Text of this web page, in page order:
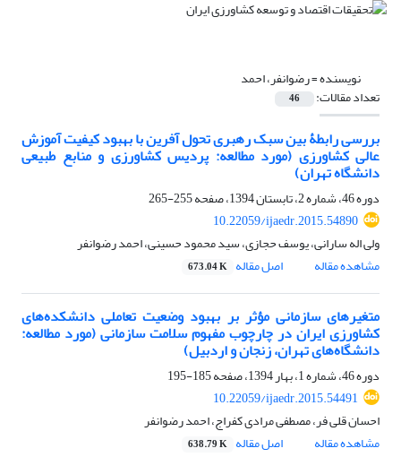
نویسنده =رضوانفر، احمد
تعداد مقالات: 46
بررسی رابطۀ بین سبک رهبری تحول‏ آفرین با بهبود کیفیت آموزش
عالی کشاورزی (مورد مطالعه: پردیس کشاورزی و منابع ‌طبیعی
دانشگاه تهران)
دوره 46، شماره 2، تابستان 1394، صفحه
255-265
10.22059/ijaedr.2015.54890
ولی اله سارانی، یوسف حجازی، سید محمود حسینی، احمد رضوانفر
مشاهده مقاله
اصل مقاله 673.04 K
متغیر‌های سازمانی مؤثر بر بهبود وضعیت تعاملی دانشکده‌های
کشاورزی ایران در چارچوب مفهوم سلامت سازمانی (مورد مطالعه:
دانشگاه‌های تهران، زنجان و اردبیل)
دوره 46، شماره 1، بهار 1394، صفحه
185-195
10.22059/ijaedr.2015.54491
احسان قلی فر، مصطفی مرادی کفراج، احمد رضوانفر
مشاهده مقاله
اصل مقاله 638.79 K